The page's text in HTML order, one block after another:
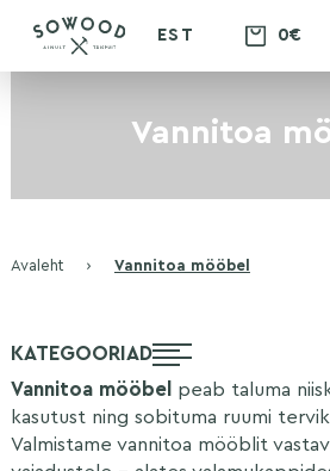
EST 0€
Vannitoa
Avaleht › Vannitoa mööbel
KATEGOORIAD
Vannitoa mööbel
peab taluma
kasutust ning sobituma ruumi
Valmistame vannitoa mööblit